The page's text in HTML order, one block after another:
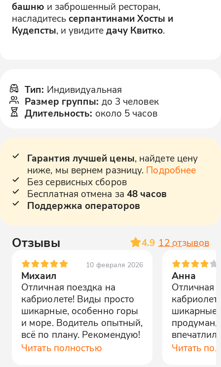
башню и заброшенный ресторан,
насладитесь серпантинами Хосты и
Кудепсты, и увидите дачу Квитко.
Тип: Индивидуальная
Размер группы: до 3 человек
Длительность: около 5 часов
Гарантия лучшей цены, найдете цену
ниже, мы вернем разницу. Подробнее
Без сервисных сборов
Бесплатная отмена за 48 часов
Поддержка операторов
Отзывы 4.9 12 отзывов
10 февраля 2026
Михаил
Отличная поездка на
кабриолете! Виды просто
шикарные, особенно горы
и море. Водитель опытный,
всё по плану. Рекомендую!
Читать полностью
Анна
Отличная
продуман,
всем, кто
Читать